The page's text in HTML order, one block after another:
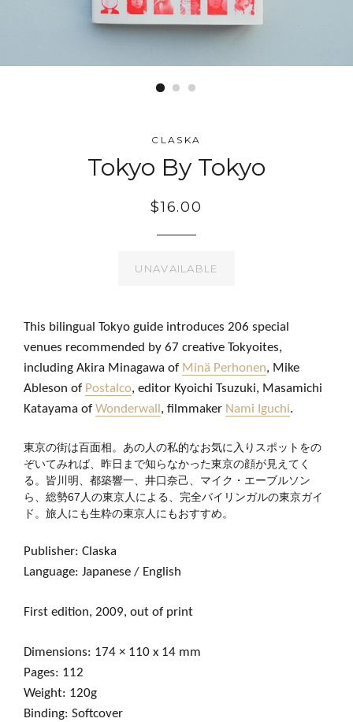
CLASKA
Tokyo By Tokyo
$16.00
UNAVAILABLE
This bilingual Tokyo guide introduces 206 special
venues recommended by 67 creative Tokyoites,
including Akira Minagawa of Minä Perhonen, Mike
Ableson of Postalco, editor Kyoichi Tsuzuki, Masamichi
Katayama of Wonderwall , filmmaker Nami Iguchi.
東京の街は百面相。あの人の私的なお気に入りスポットをの
ぞいてみれば、昨日まで知らなかった東京の顔が見えてく
る。皆川明、都築響一、井口奈己、マイク・エーブルソン
ら、総勢67人の東京人による、完全バイリンガルの東京ガイ
ド。旅人にも生粋の東京人にもおすすめ。
Publisher: Claska
Language: Japanese / English
First edition, 2009, out of print
Dimensions: 174 × 110 x 14 mm
Pages: 112
Weight: 120g
Binding: Softcover